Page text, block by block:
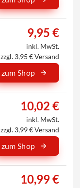
9,95 €
inkl. MwSt.
zzgl. 3,95 € Versand
zum Shop
10,02 €
inkl. MwSt.
zzgl. 3,99 € Versand
zum Shop
10,99 €